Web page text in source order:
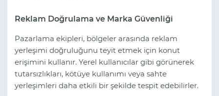
Reklam Doğrulama ve Marka Güvenliği
Pazarlama ekipleri, bölgeler arasında reklam
yerleşimi doğruluğunu teyit etmek için konut
erişimini kullanır. Yerel kullanıcılar gibi görünerek
tutarsızlıkları, kötüye kullanımı veya sahte
yerleşimleri daha etkili bir şekilde tespit edebilirler.